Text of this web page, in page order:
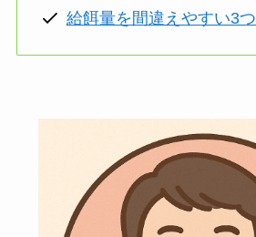
給餌量を間違えやすい3